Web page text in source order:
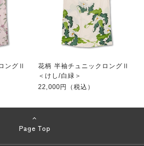
ングⅡ
花柄 半袖チュニックロングⅡ
＜けし/白緑＞
22,000円（税込）
Page Top